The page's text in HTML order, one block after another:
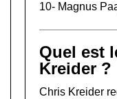
10- Magnus
Quel est
Kreider ?
Chris Kreider